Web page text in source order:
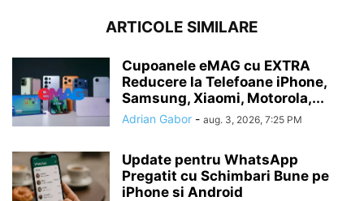
ARTICOLE SIMILARE
Cupoanele eMAG cu EXTRA
Reducere la Telefoane iPhone,
Samsung, Xiaomi, Motorola,...
Adrian Gabor - aug. 3, 2026, 7:25 PM
Update pentru WhatsApp
Pregatit cu Schimbari Bune pe
iPhone si Android